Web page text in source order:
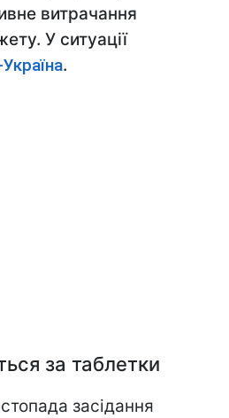
витрачання
У ситуації
.
за таблетки
засідання